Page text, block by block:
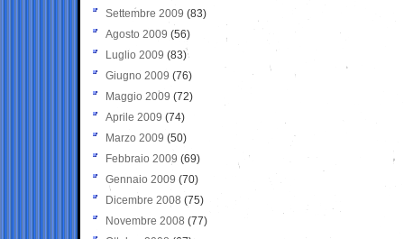
Settembre 2009 (83)
Agosto 2009 (56)
Luglio 2009 (83)
Giugno 2009 (76)
Maggio 2009 (72)
Aprile 2009 (74)
Marzo 2009 (50)
Febbraio 2009 (69)
Gennaio 2009 (70)
Dicembre 2008 (75)
Novembre 2008 (77)